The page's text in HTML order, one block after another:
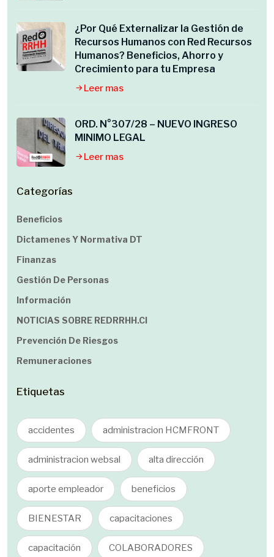
¿Por Qué Externalizar la Gestión de
Recursos Humanos con Red Recursos
Humanos? Beneficios, Ahorro y
Crecimiento para tu Empresa
Leer mas
ORD. N°307/28 – NUEVO INGRESO
MINIMO LEGAL
Leer mas
Categorías
Beneficios
Dictamenes Y Normativa DT
Finanzas
Gestión De Personas
Información
NOTICIAS SOBRE REDRRHH.cl
Prevención De Riesgos
Remuneraciones
Etiquetas
accidentes administracion HCMFRONT
administracion websal alta dirección
aporte empleador beneficios
BIENESTAR capacitaciones
capacitación COLABORADORES